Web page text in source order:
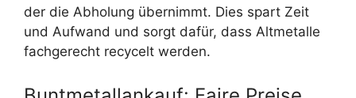
der die Abholung übernimmt. Dies spart Zeit
und Aufwand und sorgt dafür, dass Altmetalle
fachgerecht recycelt werden.